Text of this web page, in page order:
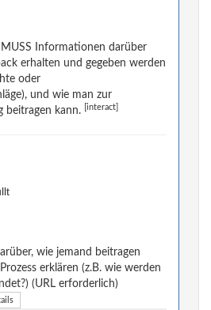
Informationen darüber
erhalten und gegeben werden
oder
und wie man zur
beitragen kann.
[interact]
wie jemand beitragen
erklären (z.B. wie werden
(URL erforderlich)